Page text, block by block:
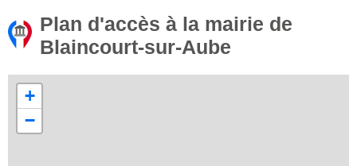
Plan d'accès à la mairie de
Blaincourt-sur-Aube
+
−